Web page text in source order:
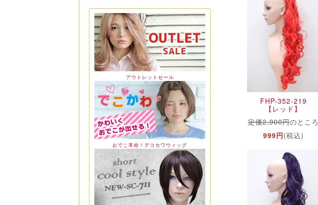
アウトレットセール
おでこ革命！デコカワウィッグ
FHP-352-219
【レッド】
定価2,900円のところ
999円(税込)